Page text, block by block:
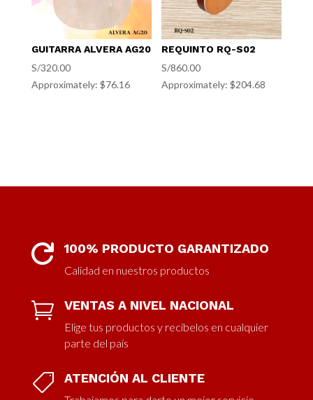
GUITARRA ALVERA AG20
S/320.00
Approximately: $76.16
REQUINTO RQ-S02
S/860.00
Approximately: $204.68
 100% PRODUCTO GARANTIZADO
Calidad en nuestros productos
 VENTAS A NIVEL NACIONAL
Elige tus productos y recíbelos en cualquier
parte del país
 ATENCIÓN AL CLIENTE